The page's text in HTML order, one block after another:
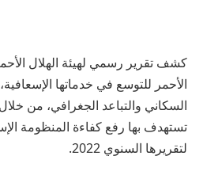
كشف تقرير رسمي لهيئة الهلال
الأحمر للتوسع في خدماتها
السكاني والتباعد الجغرافي، من
تستهدف بها رفع كفاءة المنظومة
لتقريرها السنوي 2022.